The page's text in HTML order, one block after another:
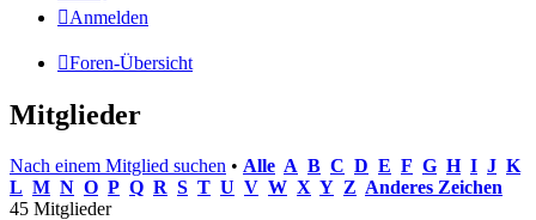
Anmelden
Foren-Übersicht
Mitglieder
Nach einem Mitglied suchen • Alle A B C D E F G H I J K
L M N O P Q R S T U V W X Y Z Anderes Zeichen
45 Mitglieder